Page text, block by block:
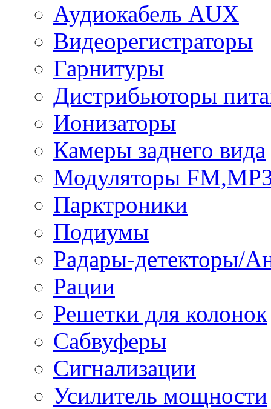
Аудиокабель AUX
Видеорегистраторы
Гарнитуры
Дистрибьюторы
Ионизаторы
Камеры заднего вида
Модуляторы
Парктроники
Подиумы
Радары-детекторы/
Рации
Решетки для колонок
Сабвуферы
Сигнализации
Усилитель мощности